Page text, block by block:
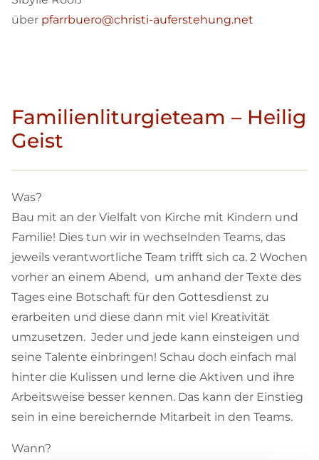
über pfarrbuero@christi-auferstehung.net
Familienliturgieteam – Heilig
Geist
Was?
Bau mit an der Vielfalt von Kirche mit Kindern und
Familie! Dies tun wir in wechselnden Teams, das
jeweils verantwortliche Team trifft sich ca. 2 Wochen
vorher an einem Abend, um anhand der Texte des
Tages eine Botschaft für den Gottesdienst zu
erarbeiten und diese dann mit viel Kreativität
umzusetzen. Jeder und jede kann einsteigen und
seine Talente einbringen! Schau doch einfach mal
hinter die Kulissen und lerne die Aktiven und ihre
Arbeitsweise besser kennen. Das kann der Einstieg
sein in eine bereichernde Mitarbeit in den Teams.
Wann?